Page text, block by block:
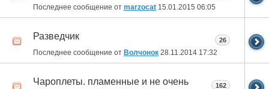
Последнее сообщение от marzocat 15.01.2015 06:05
Разведчик
Последнее сообщение от Волчонок 28.11.2014 17:32
26
Чароплеты. пламенные и не очень 162